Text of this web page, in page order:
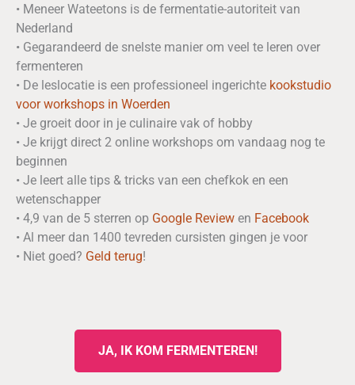
• Meneer Wateetons is de fermentatie-autoriteit van
Nederland
• Gegarandeerd de snelste manier om veel te leren over
fermenteren
• De leslocatie is een professioneel ingerichte kookstudio
voor workshops in Woerden
• Je groeit door in je culinaire vak of hobby
• Je krijgt direct 2 online workshops om vandaag nog te
beginnen
• Je leert alle tips & tricks van een chefkok en een
wetenschapper
• 4,9 van de 5 sterren op Google Review en Facebook
• Al meer dan 1400 tevreden cursisten gingen je voor
• Niet goed? Geld terug!
JA, IK KOM FERMENTEREN!